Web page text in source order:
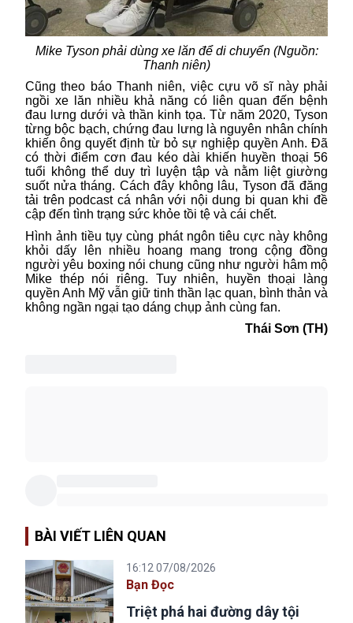
Mike Tyson phải dùng xe lăn để di chuyển (Nguồn:
Thanh niên)
Cũng theo báo Thanh niên, việc cựu võ sĩ này phải
ngồi xe lăn nhiều khả năng có liên quan đến bệnh
đau lưng dưới và thần kinh tọa. Từ năm 2020, Tyson
từng bộc bạch, chứng đau lưng là nguyên nhân chính
khiến ông quyết định từ bỏ sự nghiệp quyền Anh. Đã
có thời điểm cơn đau kéo dài khiến huyền thoại 56
tuổi không thể duy trì luyện tập và nằm liệt giường
suốt nửa tháng. Cách đây không lâu, Tyson đã đăng
tải trên podcast cá nhân với nội dung bi quan khi đề
cập đến tình trạng sức khỏe tồi tệ và cái chết.
Hình ảnh tiều tụy cùng phát ngôn tiêu cực này không
khỏi dấy lên nhiều hoang mang trong cộng đồng
người yêu boxing nói chung cũng như người hâm mộ
Mike thép nói riêng. Tuy nhiên,
huyền thoại làng
quyền Anh Mỹ vẫn giữ tinh thần lạc quan, bình thản và
không ngần ngại tạo dáng chụp ảnh cùng fan.
Thái Sơn (TH)
BÀI VIẾT LIÊN QUAN
16:12 07/08/2026
Bạn Đọc
Triệt phá hai đường dây tội